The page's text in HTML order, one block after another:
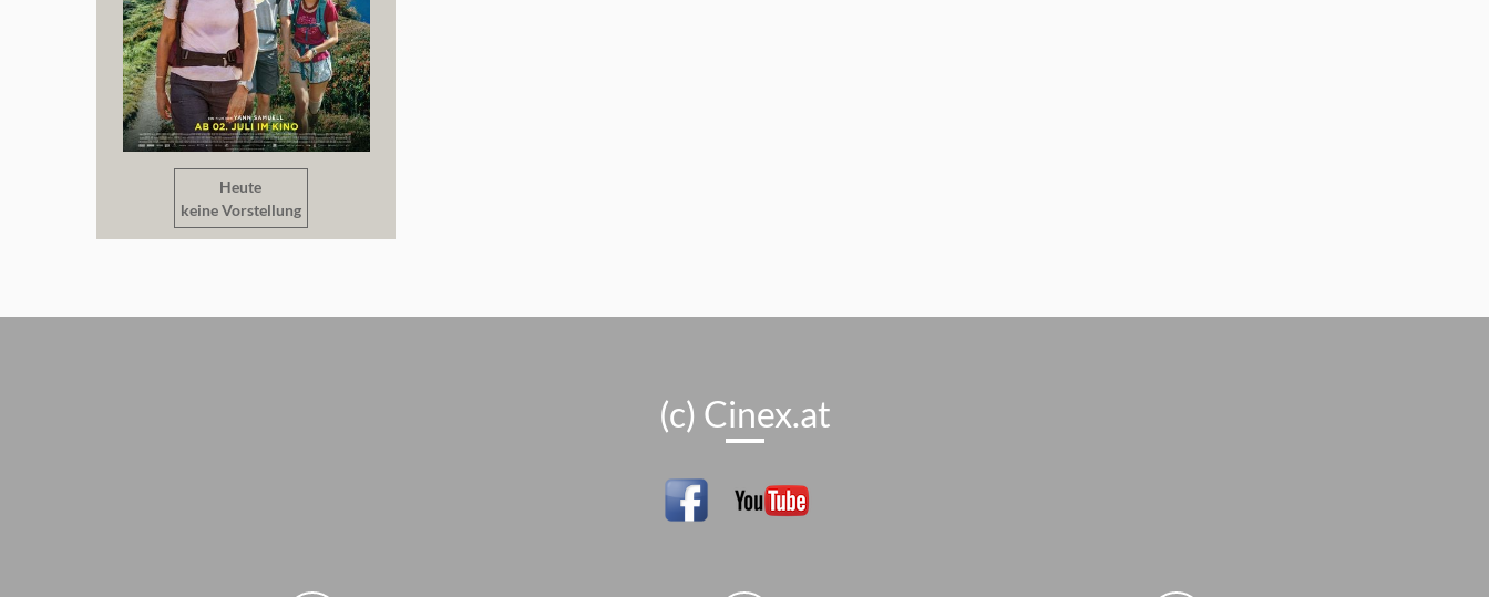
Heute
keine Vorstellung
(c) Cinex.at